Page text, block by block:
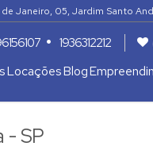
de Janeiro, 05, Jardim Santo
1936312212
Blog
Locações
- SP